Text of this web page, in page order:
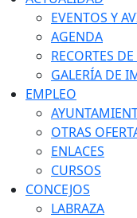
EVENTOS Y
AGENDA
RECORTES
GALERÍA DE
EMPLEO
OTRAS
ENLACES
CURSOS
CONCEJOS
LABRAZA